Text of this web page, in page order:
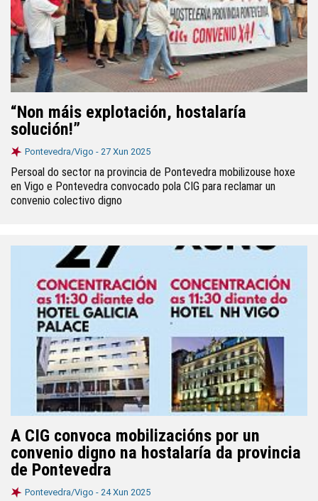
“Non máis explotación, hostalaría
solución!”
Pontevedra/Vigo - 27 Xun 2025
Persoal do sector na provincia de Pontevedra mobilizouse hoxe
en Vigo e Pontevedra convocado pola CIG para reclamar un
convenio colectivo digno
A CIG convoca mobilizacións por un
convenio digno na hostalaría da provincia
de Pontevedra
Pontevedra/Vigo - 24 Xun 2025